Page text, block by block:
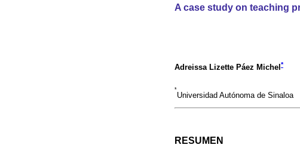
A case study on teaching
Adreissa Lizette Páez Michel *
*
Universidad Autónoma de Sinaloa
RESUMEN